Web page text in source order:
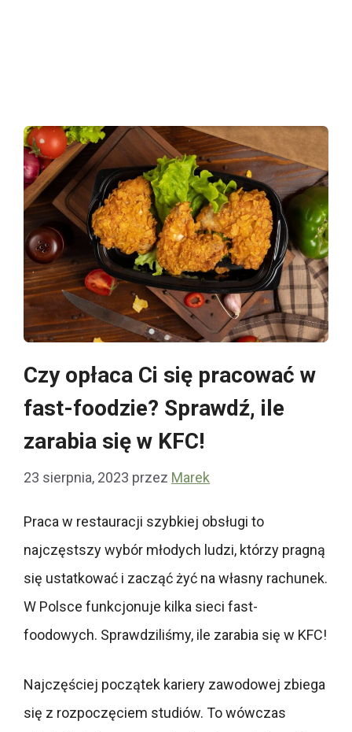
Czy opłaca Ci się pracować w
fast-foodzie? Sprawdź, ile
zarabia się w KFC!
23 sierpnia, 2023 przez Marek
Praca w restauracji szybkiej obsługi to
najczęstszy wybór młodych ludzi, którzy pragną
się ustatkować i zacząć żyć na własny rachunek.
W Polsce funkcjonuje kilka sieci fast-
foodowych. Sprawdziliśmy, ile zarabia się w KFC!
Najczęściej początek kariery zawodowej zbiega
się z rozpoczęciem studiów. To wówczas